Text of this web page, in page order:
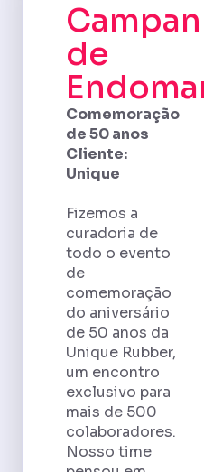
de
Comemoração
de 50 anos
Cliente:
Unique
Fizemos a
curadoria de
todo o evento
de
comemoração
do aniversário
de 50 anos da
Unique Rubber,
um encontro
exclusivo para
mais de 500
colaboradores.
Nosso time